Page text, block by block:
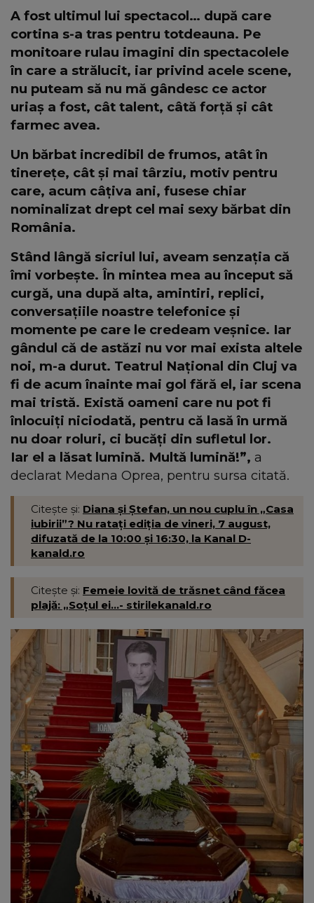
A fost ultimul lui spectacol… după care
cortina s-a tras pentru totdeauna. Pe
monitoare rulau imagini din spectacolele
în care a strălucit, iar privind acele scene,
nu puteam să nu mă gândesc ce actor
uriaș a fost, cât talent, câtă forță și cât
farmec avea.
Un bărbat incredibil de frumos, atât în
tinerețe, cât și mai târziu, motiv pentru
care, acum câțiva ani, fusese chiar
nominalizat drept cel mai sexy bărbat din
România.
Stând lângă sicriul lui, aveam senzația că
îmi vorbește. În mintea mea au început să
curgă, una după alta, amintiri, replici,
conversațiile noastre telefonice și
momente pe care le credeam veșnice. Iar
gândul că de astăzi nu vor mai exista altele
noi, m-a durut. Teatrul Național din Cluj va
fi de acum înainte mai gol fără el, iar scena
mai tristă. Există oameni care nu pot fi
înlocuiți niciodată, pentru că lasă în urmă
nu doar roluri, ci bucăți din sufletul lor.
Iar el a lăsat lumină. Multă lumină!”, a
declarat Medana Oprea, pentru sursa citată.
Citește și: Diana și Ștefan, un nou cuplu în „Casa
iubirii”? Nu ratați ediția de vineri, 7 august,
difuzată de la 10:00 și 16:30, la Kanal D-
kanald.ro
Citește și: Femeie lovită de trăsnet când făcea
plajă: „Soțul ei...- stirilekanald.ro